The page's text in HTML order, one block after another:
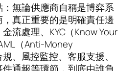
無論供應商自稱是博弈系
真正重要的是明確責任邊
流處理、KYC（Know Your
（Anti-Money
、風控監控、客服支援、